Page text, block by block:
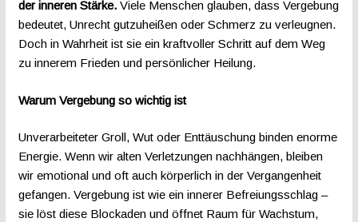
der inneren Stärke.Viele Menschen glauben, dass Vergebung
bedeutet, Unrecht gutzuheißen oder Schmerz zu verleugnen.
Doch in Wahrheit ist sie ein kraftvoller Schritt auf dem Weg
zu innerem Frieden und persönlicher Heilung.
Warum Vergebung so wichtig ist
Unverarbeiteter Groll, Wut oder Enttäuschung binden enorme
Energie. Wenn wir alten Verletzungen nachhängen, bleiben
wir emotional und oft auch körperlich in der Vergangenheit
gefangen. Vergebung ist wie ein innerer Befreiungsschlag –
sie löst diese Blockaden und öffnet Raum für Wachstum,